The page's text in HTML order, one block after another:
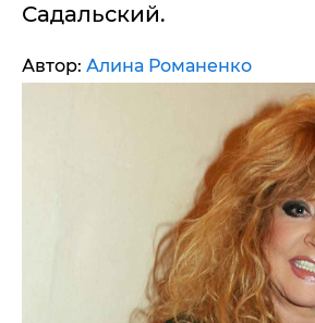
Садальский.
Автор: Алина Романенко